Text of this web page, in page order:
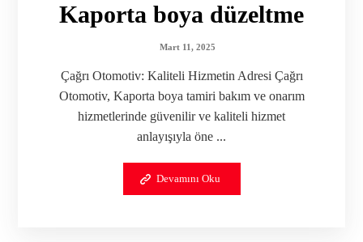
Kaporta boya düzeltme
Mart 11, 2025
Çağrı Otomotiv: Kaliteli Hizmetin Adresi Çağrı
Otomotiv, Kaporta boya tamiri bakım ve onarım
hizmetlerinde güvenilir ve kaliteli hizmet
anlayışıyla öne ...
Devamını Oku